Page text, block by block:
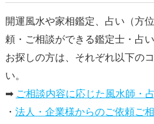
開運風水や家相鑑定、占い（方
頼・ご相談ができる鑑定士・占
お探しの方は、それぞれ以下の
い。
➡ ご相談内容に応じた風水師・
・ 法人・企業様からのご依頼ご